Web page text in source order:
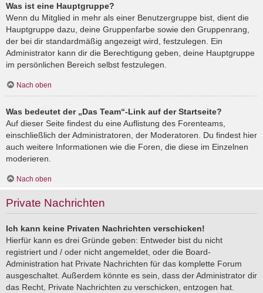
Was ist eine Hauptgruppe?
Wenn du Mitglied in mehr als einer Benutzergruppe bist, dient die
Hauptgruppe dazu, deine Gruppenfarbe sowie den Gruppenrang,
der bei dir standardmäßig angezeigt wird, festzulegen. Ein
Administrator kann dir die Berechtigung geben, deine Hauptgruppe
im persönlichen Bereich selbst festzulegen.
Nach oben
Was bedeutet der „Das Team“-Link auf der Startseite?
Auf dieser Seite findest du eine Auflistung des Forenteams,
einschließlich der Administratoren, der Moderatoren. Du findest hier
auch weitere Informationen wie die Foren, die diese im Einzelnen
moderieren.
Nach oben
Private Nachrichten
Ich kann keine Privaten Nachrichten verschicken!
Hierfür kann es drei Gründe geben: Entweder bist du nicht
registriert und / oder nicht angemeldet, oder die Board-
Administration hat Private Nachrichten für das komplette Forum
ausgeschaltet. Außerdem könnte es sein, dass der Administrator dir
das Recht, Private Nachrichten zu verschicken, entzogen hat.